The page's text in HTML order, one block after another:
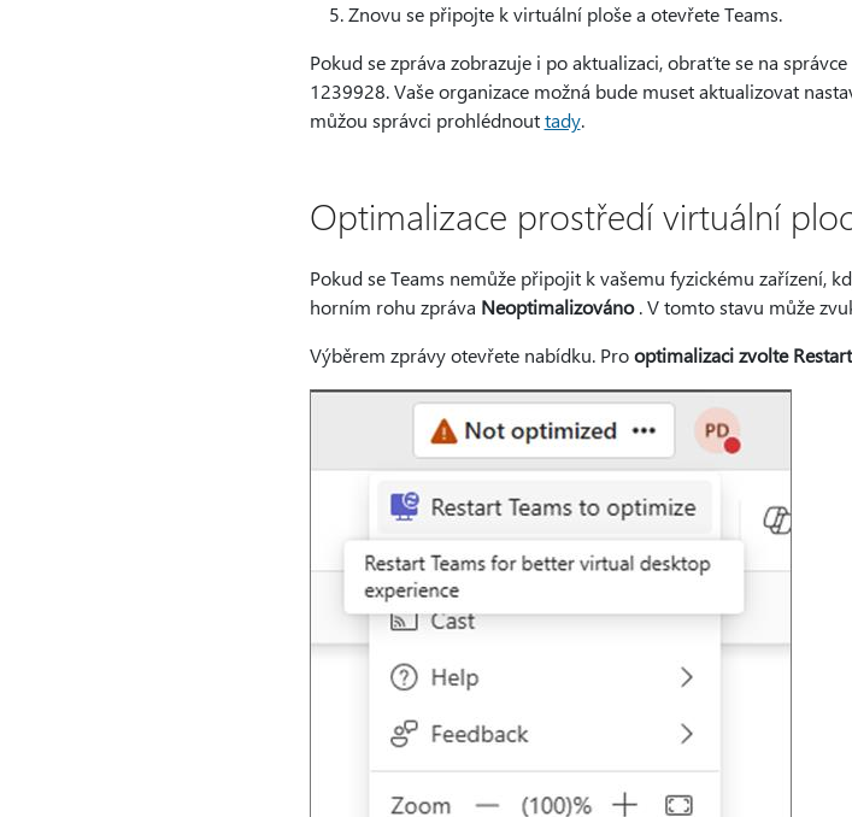
Znovu se připojte k virtuální ploše a otevřete Teams.
Pokud se zpráva zobrazuje i po aktualizaci, obraťte se na
1239928. Vaše organizace možná bude muset aktualizovat
můžou správci prohlédnouttady.
Optimalizace prostředí virtuální
Pokud se Teams nemůže připojit k vašemu fyzickému zařízení,
horním rohu zpráva Neoptimalizováno. V tomto stavu může
Výběrem zprávy otevřete nabídku. Prooptimalizaci zvolte